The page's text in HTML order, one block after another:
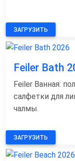
ЗАГРУЗИТЬ
Feiler Bath
Feiler Ванная:
салфетки для
чалмы.
ЗАГРУЗИТЬ